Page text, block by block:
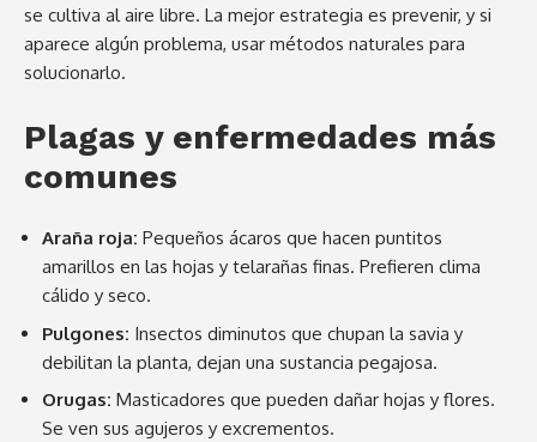
se cultiva al aire libre. La mejor estrategia es prevenir, y si
aparece algún problema, usar métodos naturales para
solucionarlo.
Plagas y enfermedades más
comunes
Araña roja: Pequeños ácaros que hacen puntitos
amarillos en las hojas y telarañas finas. Prefieren clima
cálido y seco.
Pulgones: Insectos diminutos que chupan la savia y
debilitan la planta, dejan una sustancia pegajosa.
Orugas: Masticadores que pueden dañar hojas y flores.
Se ven sus agujeros y excrementos.